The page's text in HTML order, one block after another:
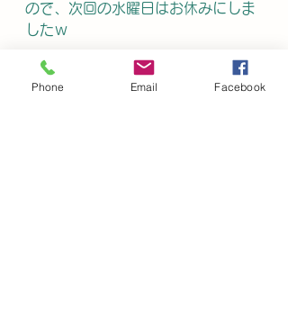
ので、次回の水曜日はお休みにしま
したｗ
2021年度2学期
Phone Email Facebook